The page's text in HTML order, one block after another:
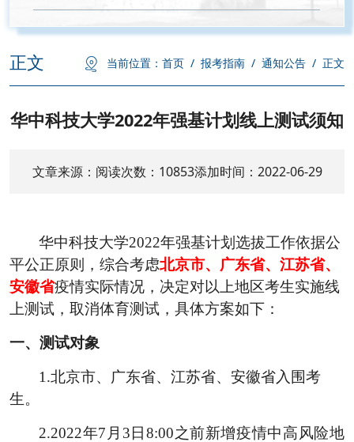
正文 当前位置： 首页 / 报考指南 / 通知公告 / 正文
华中科技大学2022年强基计划线上测试须知
文章来源： 阅读次数： 10853添加时间：2022-06-29
华中科技大学2022年强基计划选拔工作依据公
平公正原则，综合考虑北京市、广东省、江苏省、
安徽省疫情实际情况，决定对以上地区考生实施线
上测试，取消体育测试，具体方案如下：
一、测试对象
1.北京市、广东省、江苏省、安徽省入围考
生。
2.2022年7月3日8:00之前新增疫情中高风险地